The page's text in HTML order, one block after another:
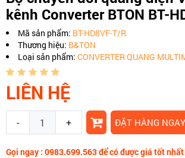
kênh Converter BTON BT-
Mã sản phẩm: BT-HD8VF-T/R
Thương hiệu: B&TON
Loại sản phẩm: CONVERTER QUANG
LIÊN HỆ
- + ĐẶT HÀNG NGAY
Gọi ngay : 0983.699.563 để có được giá tốt nhất